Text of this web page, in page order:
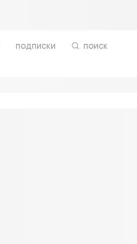
подписки поиск